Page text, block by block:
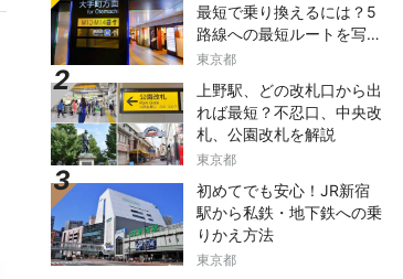
最短で乗り換えるには？5
路線への最短ルートを写真
つきでご紹介
東京都
上野駅、どの改札口から出
れば最短？不忍口、中央改
札、公園改札を解説
東京都
初めてでも安心！JR新宿
駅から私鉄・地下鉄への乗
りかえ方法
東京都